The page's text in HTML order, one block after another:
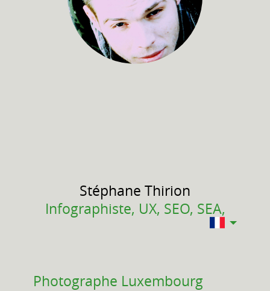
Stéphane Thirion
Infographiste, UX, SEO, SEA,
Photographe Luxembourg